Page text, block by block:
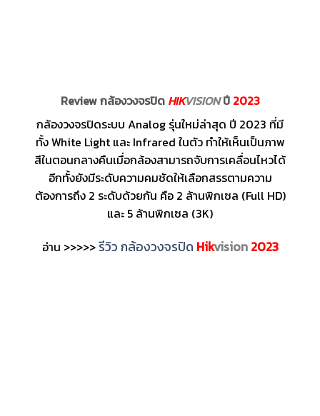
Review กล้องวงจรปิด HIKVISIONปี 2023
กล้องวงจรปิดระบบ Analog รุ่นใหม่ล่าสุด ปี 2023 ที่มี
ทั้ง White Light และ Infrared ในตัว ทำให้เห็นเป็นภาพ
สีในตอนกลางคืนเมื่อกล้องสามารถจับการเคลื่อนไหวได้
อีกทั้งยังมีระดับความคมชัดให้เลือกสรรตามความ
ต้องการถึง 2 ระดับด้วยกัน คือ 2 ล้านพิกเซล (Full HD)
และ 5 ล้านพิกเซล (3K)
อ่าน >>>>>รีวิว กล้องวงจรปิด Hikvision 2023